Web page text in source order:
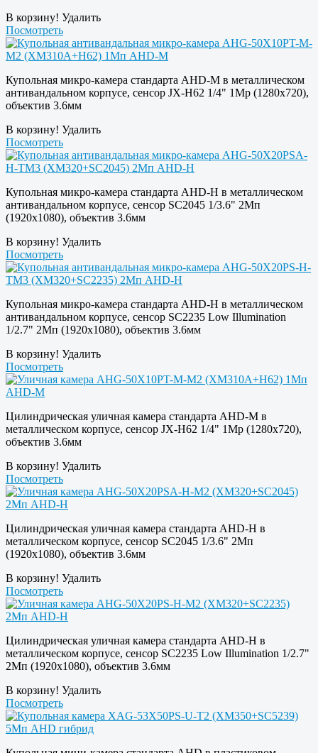
В корзину! Удалить
Посмотреть
Купольная микро-камера стандарта AHD-M в металлическом
антивандальном корпусе, сенсор JX-H62 1/4" 1Mp (1280х720),
объектив 3.6мм
В корзину! Удалить
Посмотреть
Купольная микро-камера стандарта AHD-H в металлическом
антивандальном корпусе, сенсор SC2045 1/3.6" 2Мп
(1920х1080), объектив 3.6мм
В корзину! Удалить
Посмотреть
Купольная микро-камера стандарта AHD-H в металлическом
антивандальном корпусе, сенсор SC2235 Low Illumination
1/2.7" 2Мп (1920х1080), объектив 3.6мм
В корзину! Удалить
Посмотреть
Цилиндрическая уличная камера стандарта AHD-M в
металлическом корпусе, сенсор JX-H62 1/4" 1Mp (1280х720),
объектив 3.6мм
В корзину! Удалить
Посмотреть
Цилиндрическая уличная камера стандарта AHD-H в
металлическом корпусе, сенсор SC2045 1/3.6" 2Мп
(1920х1080), объектив 3.6мм
В корзину! Удалить
Посмотреть
Цилиндрическая уличная камера стандарта AHD-H в
металлическом корпусе, сенсор SC2235 Low Illumination 1/2.7"
2Мп (1920х1080), объектив 3.6мм
В корзину! Удалить
Посмотреть